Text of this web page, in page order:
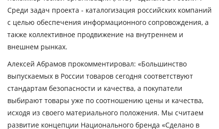
Среди задач проекта - каталогизация российских компаний
c целью обеспечения информационного сопровождения, а
также коллективное продвижение на внутреннем и
внешнем рынках.
Алексей Абрамов прокомментировал: «Большинство
выпускаемых в России товаров сегодня соответствуют
стандартам безопасности и качества, а покупатели
выбирают товары уже по соотношению цены и качества,
исходя из своего материального положения. Мы считаем
развитие концепции Национального бренда «Сделано в